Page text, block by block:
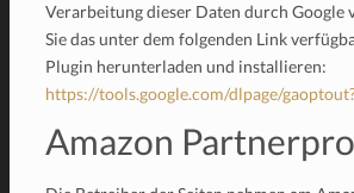
Verarbeitung dieser Daten durch Google
Sie das unter dem folgenden Link
Plugin herunterladen und installieren:
https://tools.google.com/dlpage/
Amazon